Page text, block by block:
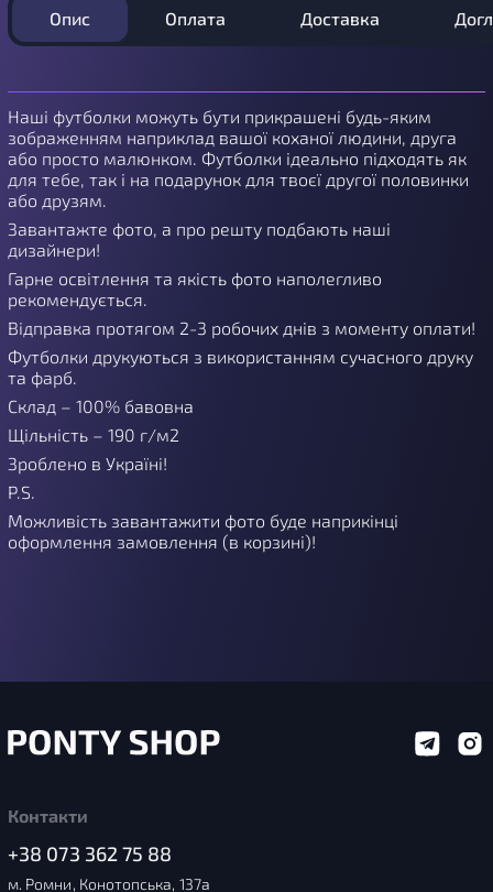
Опис Оплата Доставка
Наші футболки можуть бути прикрашені будь-яким
зображенням наприклад вашої коханої людини, друга
або просто малюнком. Футболки ідеально підходять як
для тебе, так і на подарунок для твоєї другої половинки
або друзям.
Завантажте фото, а про решту подбають наші
дизайнери!
Гарне освітлення та якість фото наполегливо
рекомендується.
Відправка протягом 2-3 робочих днів з моменту оплати!
Футболки друкуються з використанням сучасного друку
та фарб.
Склад – 100% бавовна
Щільність – 190 г/м2
Зроблено в Україні!
P.S.
Можливість завантажити фото буде наприкінці
оформлення замовлення (в корзині)!
Контакти
+38 073 362 75 88
м. Ромни, Конотопська, 137а